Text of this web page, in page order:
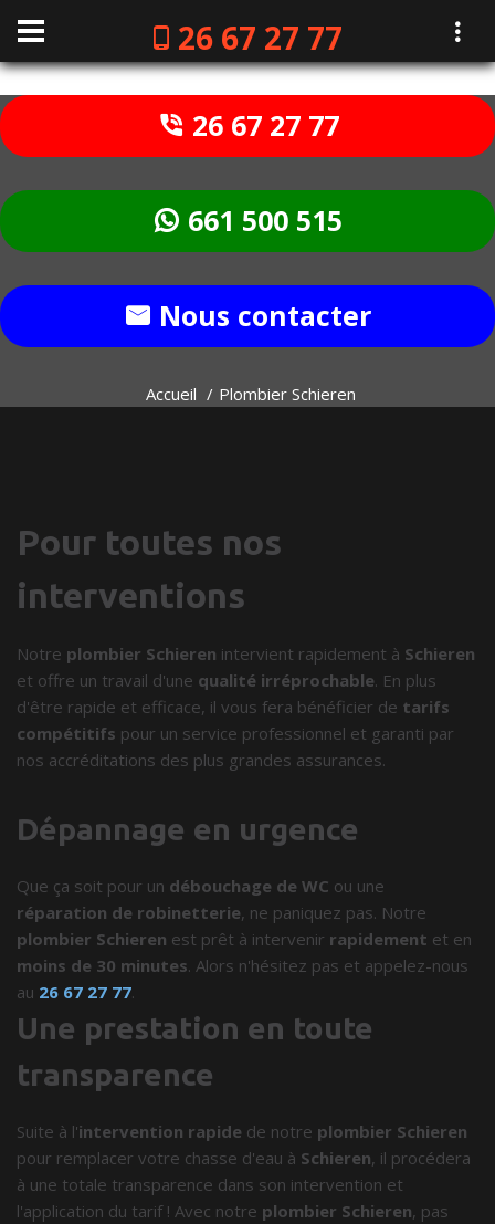
26 67 27 77
26 67 27 77
661 500 515
Nous contacter
Accueil Plombier Schieren
Pour toutes nos
interventions
Notre plombier Schieren intervient rapidement à Schieren
et offre un travail d'une qualité irréprochable. En plus
d'être rapide et efficace, il vous fera bénéficier de tarifs
compétitifs pour un service professionnel et garanti par
nos accréditations des plus grandes assurances.
Dépannage en urgence
Que ça soit pour un débouchage de WC ou une
réparation de robinetterie, ne paniquez pas. Notre
plombier Schieren est prêt à intervenir rapidement et en
moins de 30 minutes. Alors n'hésitez pas et appelez-nous
au 26 67 27 77.
Une prestation en toute
transparence
Suite à l'intervention rapide de notre plombier Schieren
pour remplacer votre chasse d'eau à Schieren, il procédera
à une totale transparence dans son intervention et
l'application du tarif ! Avec notre plombier Schieren, pas